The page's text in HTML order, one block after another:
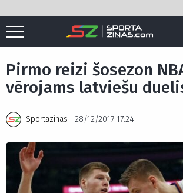
Sākums Basketbols / Pirmo reizi šosezon NBA
Pirmo reizi šosezon
vērojams latviešu
Sportazinas 28/12/2017 17:24